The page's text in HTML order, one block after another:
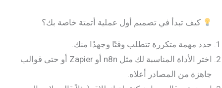
تبدأ في تصميم أول عملية أتمتة خاصة بك؟
متكررة تتطلب وقتًا وجهدًا منك.
اختر الأداة المناسبة لك مثل n8n أو Zapier أو حتى قوالب
من المصادر أعلاه.